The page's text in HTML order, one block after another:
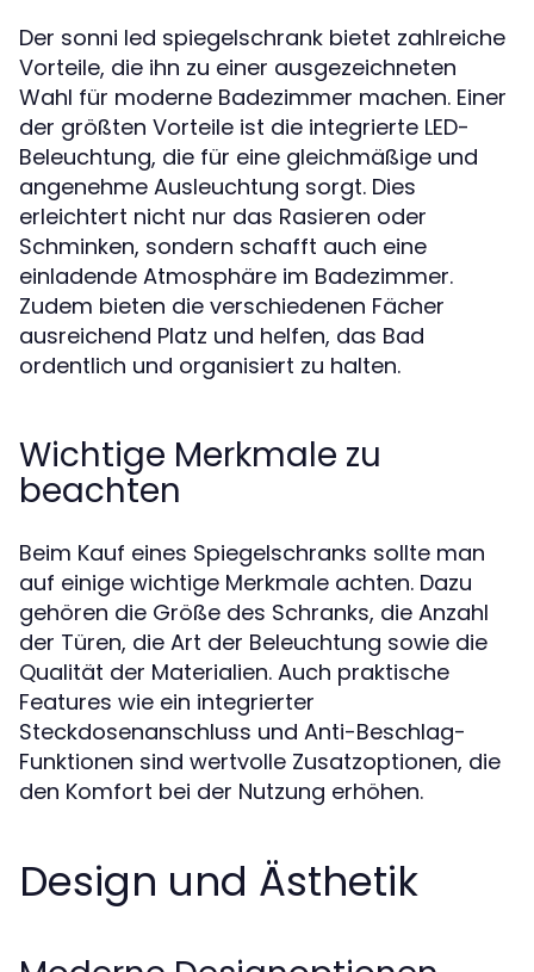
Der sonni led spiegelschrank bietet zahlreiche
Vorteile, die ihn zu einer ausgezeichneten
Wahl für moderne Badezimmer machen. Einer
der größten Vorteile ist die integrierte LED-
Beleuchtung, die für eine gleichmäßige und
angenehme Ausleuchtung sorgt. Dies
erleichtert nicht nur das Rasieren oder
Schminken, sondern schafft auch eine
einladende Atmosphäre im Badezimmer.
Zudem bieten die verschiedenen Fächer
ausreichend Platz und helfen, das Bad
ordentlich und organisiert zu halten.
Wichtige Merkmale zu
beachten
Beim Kauf eines Spiegelschranks sollte man
auf einige wichtige Merkmale achten. Dazu
gehören die Größe des Schranks, die Anzahl
der Türen, die Art der Beleuchtung sowie die
Qualität der Materialien. Auch praktische
Features wie ein integrierter
Steckdosenanschluss und Anti-Beschlag-
Funktionen sind wertvolle Zusatzoptionen, die
den Komfort bei der Nutzung erhöhen.
Design und Ästhetik